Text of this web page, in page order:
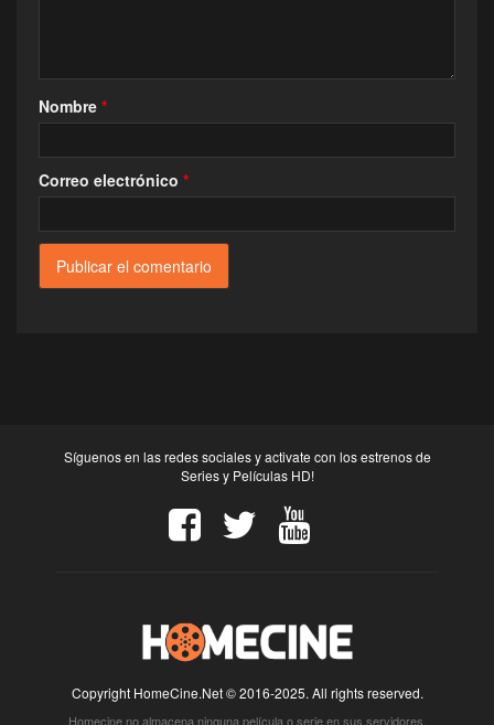
Nombre *
Correo electrónico *
Síguenos en las redes sociales y activate con los estrenos de
Series y Películas HD!
Copyright HomeCine.Net © 2016-2025. All rights reserved.
Homecine no almacena ninguna película o serie en sus servidores.